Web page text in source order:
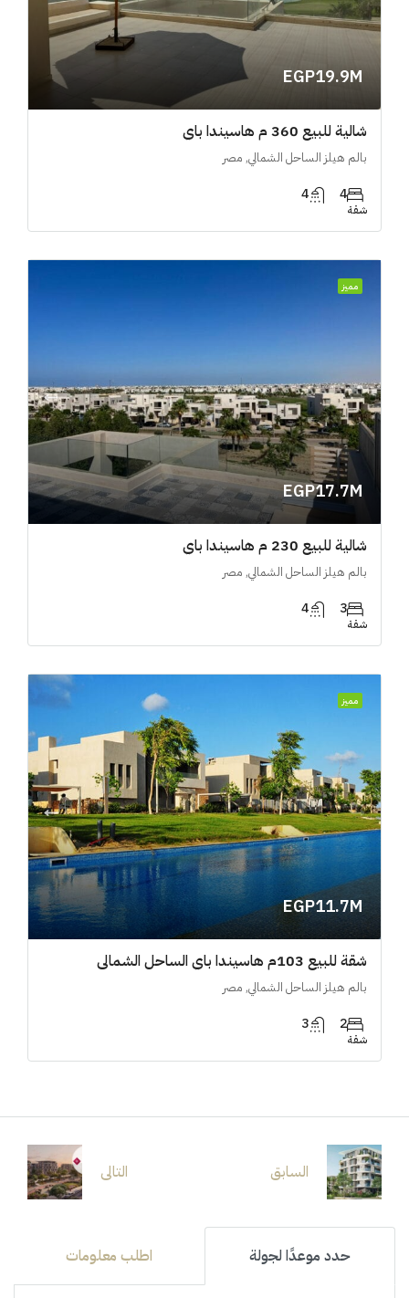
EGP19.9M
شالية للبيع 360 م هاسيندا باي
بالم هيلز الساحل الشمالي, مصر
4
4
شقة
مميز
EGP17.7M
شالية للبيع 230 م هاسيندا باي
بالم هيلز الساحل الشمالي, مصر
3
4
شقة
مميز
EGP11.7M
شقة للبيع 103م هاسيندا باي الساحل الشمالي
بالم هيلز الساحل الشمالي, مصر
2
3
شقة
السابق التالى
حدد موعدًا لجولة اطلب معلومات